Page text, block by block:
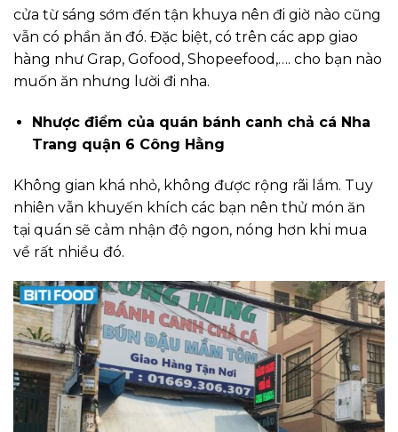
cửa từ sáng sớm đến tận khuya nên đi giờ nào cũng
vẫn có phần ăn đó. Đặc biệt, có trên các app giao
hàng như Grap, Gofood, Shopeefood,…. cho bạn nào
muốn ăn nhưng lười đi nha.
Nhược điểm của quán bánh canh chả cá Nha
Trang quận 6 Công Hằng
Không gian khá nhỏ, không được rộng rãi lắm. Tuy
nhiên vẫn khuyến khích các bạn nên thử món ăn
tại quán sẽ cảm nhận độ ngon, nóng hơn khi mua
về rất nhiều đó.